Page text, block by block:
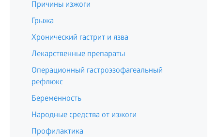
Причины изжоги
Грыжа
Хронический гастрит и язва
Лекарственные препараты
Операционный гастроэзофагеальный
рефлюкс
Беременность
Народные средства от изжоги
Профилактика